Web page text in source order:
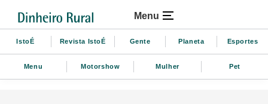
Menu
IstoÉ Revista IstoÉ Gente Planeta Esportes
Menu Motorshow Mulher Pet